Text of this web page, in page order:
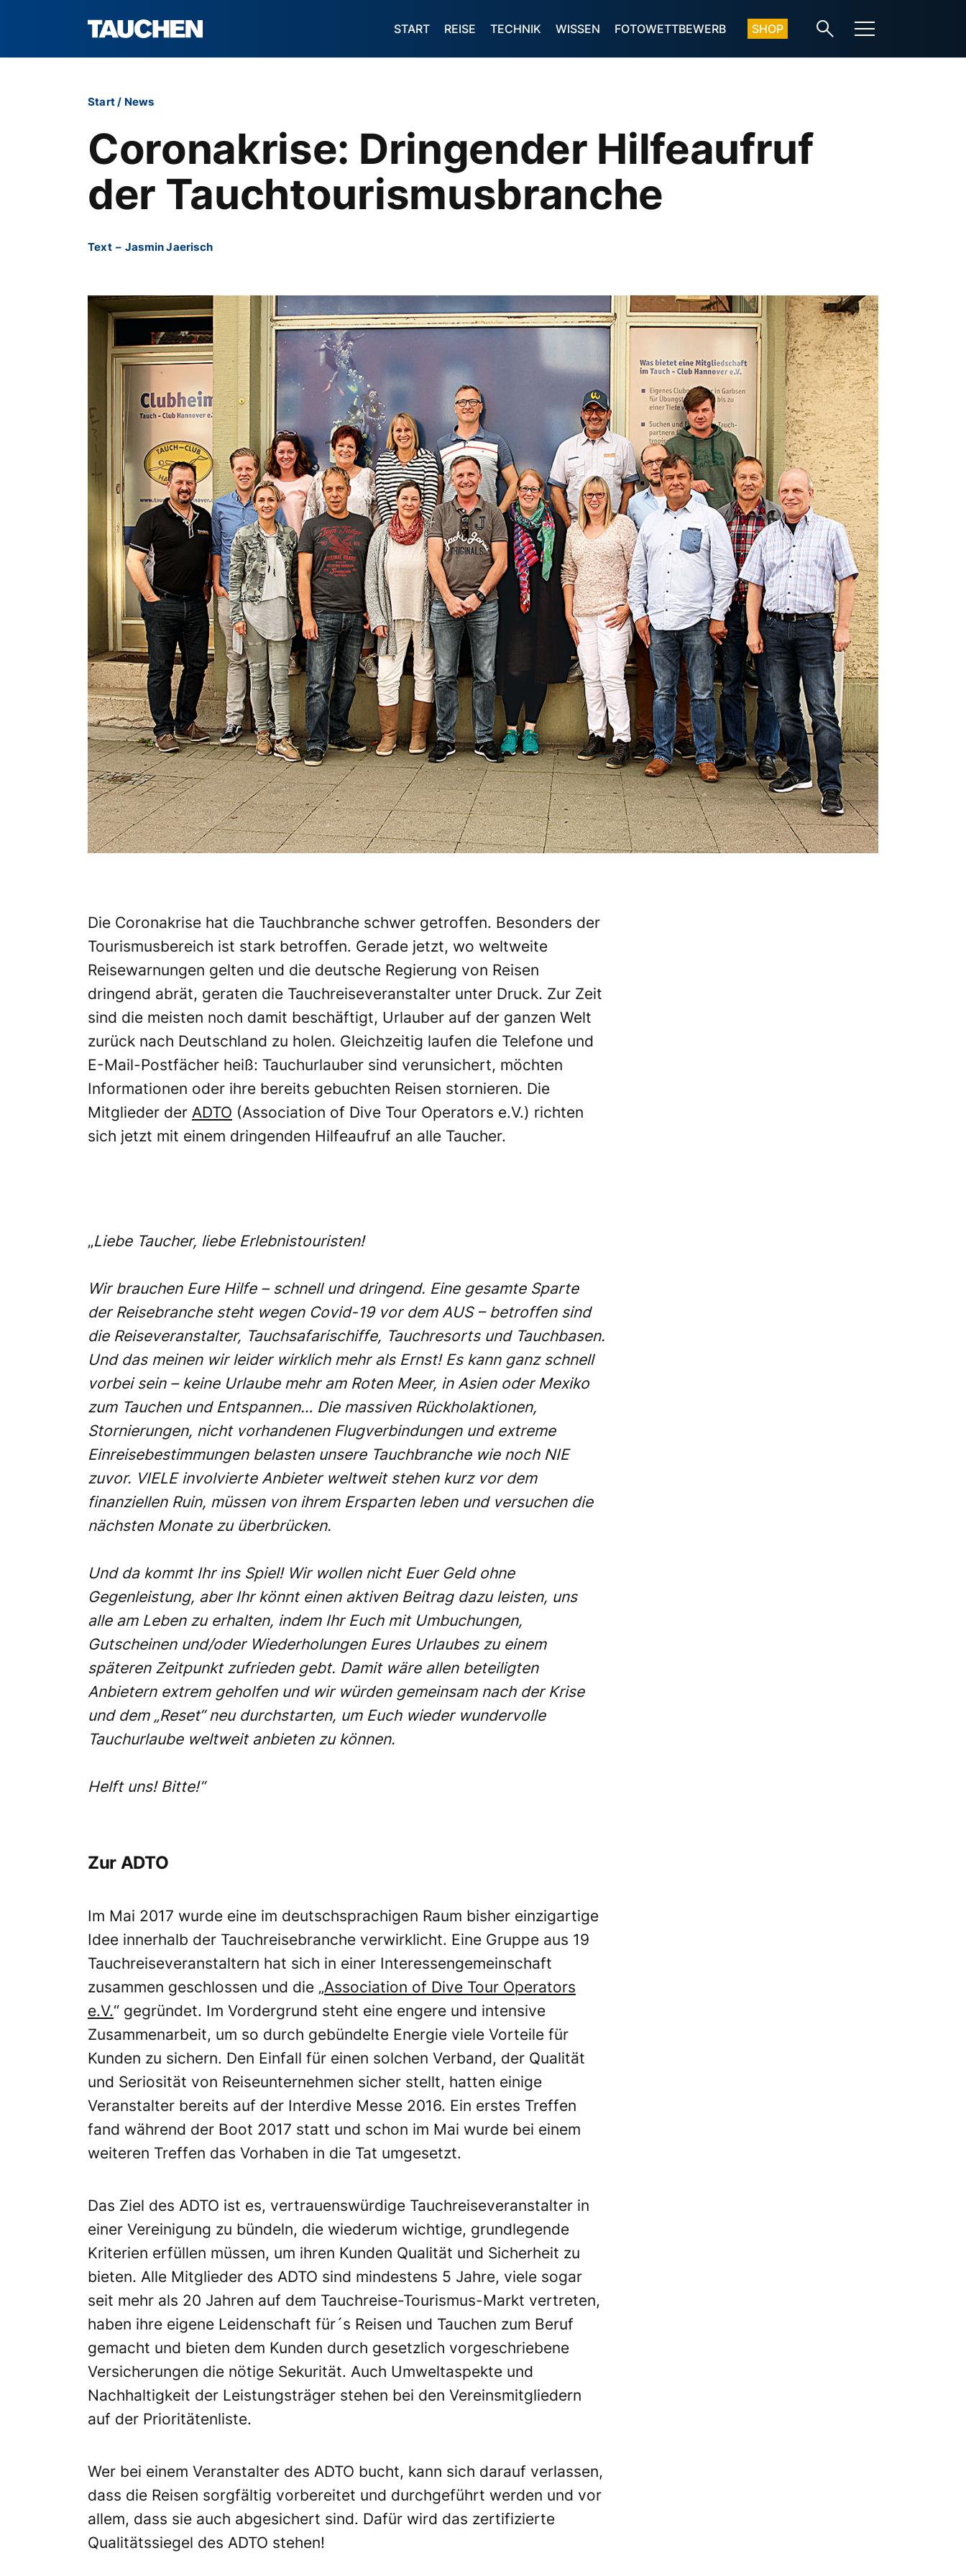
START REISE TECHNIK WISSEN FOTOWETTBEWERB SHOP
Start/ News
Coronakrise: Dringender Hilfeaufruf
der Tauchtourismusbranche
Text – Jasmin Jaerisch
Die Coronakrise hat die Tauchbranche schwer getroffen. Besonders der
Tourismusbereich ist stark betroffen. Gerade jetzt, wo weltweite
Reisewarnungen gelten und die deutsche Regierung von Reisen
dringend abrät, geraten die Tauchreiseveranstalter unter Druck. Zur Zeit
sind die meisten noch damit beschäftigt, Urlauber auf der ganzen Welt
zurück nach Deutschland zu holen. Gleichzeitig laufen die Telefone und
E-Mail-Postfächer heiß: Tauchurlauber sind verunsichert, möchten
Informationen oder ihre bereits gebuchten Reisen stornieren. Die
Mitglieder der ADTO (Association of Dive Tour Operators e.V.) richten
sich jetzt mit einem dringenden Hilfeaufruf an alle Taucher.
„Liebe Taucher, liebe Erlebnistouristen!
Wir brauchen Eure Hilfe – schnell und dringend. Eine gesamte Sparte
der Reisebranche steht wegen Covid-19 vor dem AUS – betroffen sind
die Reiseveranstalter, Tauchsafarischiffe, Tauchresorts und Tauchbasen.
Und das meinen wir leider wirklich mehr als Ernst! Es kann ganz schnell
vorbei sein – keine Urlaube mehr am Roten Meer, in Asien oder Mexiko
zum Tauchen und Entspannen… Die massiven Rückholaktionen,
Stornierungen, nicht vorhandenen Flugverbindungen und extreme
Einreisebestimmungen belasten unsere Tauchbranche wie noch NIE
zuvor. VIELE involvierte Anbieter weltweit stehen kurz vor dem
finanziellen Ruin, müssen von ihrem Ersparten leben und versuchen die
nächsten Monate zu überbrücken.
Und da kommt Ihr ins Spiel! Wir wollen nicht Euer Geld ohne
Gegenleistung, aber Ihr könnt einen aktiven Beitrag dazu leisten, uns
alle am Leben zu erhalten, indem Ihr Euch mit Umbuchungen,
Gutscheinen und/oder Wiederholungen Eures Urlaubes zu einem
späteren Zeitpunkt zufrieden gebt. Damit wäre allen beteiligten
Anbietern extrem geholfen und wir würden gemeinsam nach der Krise
und dem „Reset“ neu durchstarten, um Euch wieder wundervolle
Tauchurlaube weltweit anbieten zu können.
Helft uns! Bitte!“
Zur ADTO
Im Mai 2017 wurde eine im deutschsprachigen Raum bisher einzigartige
Idee innerhalb der Tauchreisebranche verwirklicht. Eine Gruppe aus 19
Tauchreiseveranstaltern hat sich in einer Interessengemeinschaft
zusammen geschlossen und die „Association of Dive Tour Operators
e.V.“ gegründet. Im Vordergrund steht eine engere und intensive
Zusammenarbeit, um so durch gebündelte Energie viele Vorteile für
Kunden zu sichern. Den Einfall für einen solchen Verband, der Qualität
und Seriosität von Reiseunternehmen sicher stellt, hatten einige
Veranstalter bereits auf der Interdive Messe 2016. Ein erstes Treffen
fand während der Boot 2017 statt und schon im Mai wurde bei einem
weiteren Treffen das Vorhaben in die Tat umgesetzt.
Das Ziel des ADTO ist es, vertrauenswürdige Tauchreiseveranstalter in
einer Vereinigung zu bündeln, die wiederum wichtige, grundlegende
Kriterien erfüllen müssen, um ihren Kunden Qualität und Sicherheit zu
bieten. Alle Mitglieder des ADTO sind mindestens 5 Jahre, viele sogar
seit mehr als 20 Jahren auf dem Tauchreise-Tourismus-Markt vertreten,
haben ihre eigene Leidenschaft für´s Reisen und Tauchen zum Beruf
gemacht und bieten dem Kunden durch gesetzlich vorgeschriebene
Versicherungen die nötige Sekurität. Auch Umweltaspekte und
Nachhaltigkeit der Leistungsträger stehen bei den Vereinsmitgliedern
auf der Prioritätenliste.
Wer bei einem Veranstalter des ADTO bucht, kann sich darauf verlassen,
dass die Reisen sorgfältig vorbereitet und durchgeführt werden und vor
allem, dass sie auch abgesichert sind. Dafür wird das zertifizierte
Qualitätssiegel des ADTO stehen!